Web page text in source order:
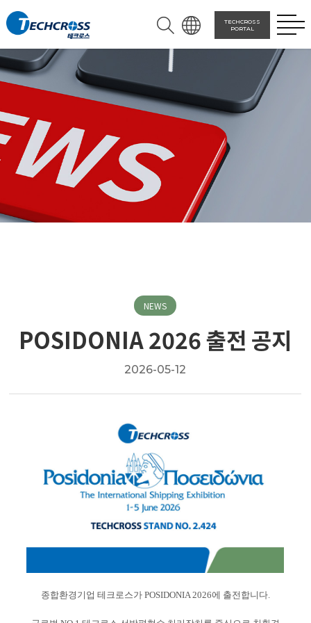
TECHCROSS
PORTAL
NEWS
POSIDONIA 2026 출전 공지
2026-05-12
종합환경기업 테크로스가 POSIDONIA 2026에 출전합니다.